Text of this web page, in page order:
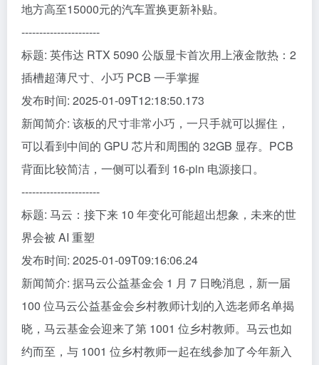
地方高至15000元的汽车置换更新补贴。
----------------------
标题: 英伟达 RTX 5090 公版显卡首次用上液金散热：2
插槽超薄尺寸、小巧 PCB 一手掌握
发布时间: 2025-01-09T12:18:50.173
新闻简介: 该板的尺寸非常小巧，一只手就可以握住，
可以看到中间的 GPU 芯片和周围的 32GB 显存。PCB
背面比较简洁，一侧可以看到 16-pin 电源接口。
----------------------
标题: 马云：接下来 10 年变化可能超出想象，未来的世
界会被 AI 重塑
发布时间: 2025-01-09T09:16:06.24
新闻简介: 据马云公益基金会 1 月 7 日晚消息，新一届
100 位马云公益基金会乡村教师计划的入选老师名单揭
晓，马云基金会迎来了第 1001 位乡村教师。马云也如
约而至，与 1001 位乡村教师一起在线参加了今年新入